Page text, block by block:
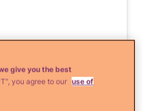
give you the best
you agree to our use of